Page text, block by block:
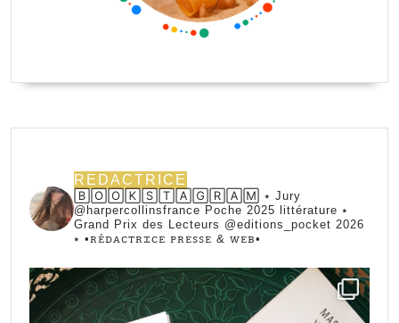
REDACTRICE
🄱🄾🄾🄺🅂🅃🄰🄶🅁🄰🄼 ⭑ Jury
@harpercollinsfrance Poche 2025 littérature ⭑
Grand Prix des Lecteurs @editions_pocket 2026
⭑ •ꭱꭼ́ꭰꭺꮯꭲꭱꮖꮯꭼ ꮲꭱꭼꮪꮪꭼ & ꮃꭼᏼ•